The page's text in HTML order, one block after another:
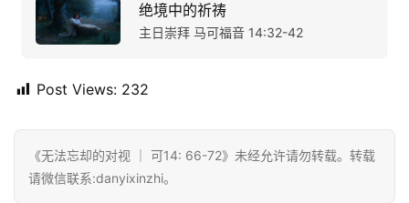
绝境中的祈祷
主日崇拜 马可福音 14:32-42
Post Views: 232
《无法忘却的对视 ｜ 可14: 66-72》未经允许请勿转载。转载
请微信联系:danyixinzhi。